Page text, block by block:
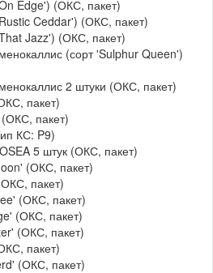
Edge') (ОКС, пакет)
Ceddar') (ОКС, пакет)
Jazz') (ОКС, пакет)
(сорт 'Sulphur Queen')
2 штуки (ОКС, пакет)
пакет)
пакет)
КС: P9)
5 штук (ОКС, пакет)
(ОКС, пакет)
пакет)
(ОКС, пакет)
(ОКС, пакет)
(ОКС, пакет)
пакет)
(ОКС, пакет)